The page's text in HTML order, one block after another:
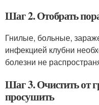
Шаг 2. Отобрать
Гнилые, больные,
инфекцией клубни
болезни не
Шаг 3. Очистить от
просушить